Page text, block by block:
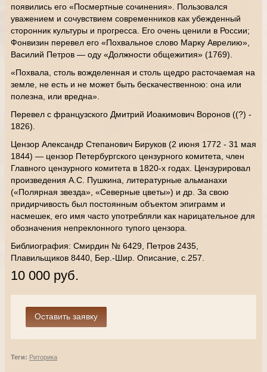
появились его «Посмертные сочинения». Пользовался
уважением и сочувствием современников как убежденный
сторонник культуры и прогресса. Его очень ценили в России;
Фонвизин перевел его «Похвальное слово Марку Аврелию»,
Василий Петров — оду «Должности общежития» (1769).
«Похвала, столь вожделенная и столь щедро расточаемая на
земле, не есть и не может быть бескачественною: она или
полезна, или вредна».
Перевел с французского Дмитрий Иоакимович Воронов ((?) -
1826).
Цензор Александр Степанович Бируков (2 июня 1772 - 31 мая
1844) — цензор Петербургского цензурного комитета, член
Главного цензурного комитета в 1820-х годах. Цензурировал
произведения А.С. Пушкина, литературные альманахи
(«Полярная звезда», «Северные цветы») и др. За свою
придирчивость был постоянным объектом эпиграмм и
насмешек, его имя часто употребляли как нарицательное для
обозначения непреклонного тупого цензора.
Библиография: Смирдин № 6429, Петров 2435,
Плавильщиков 8440, Бер.-Шир. Описание, с.257.
10 000 руб.
Теги: Риторика